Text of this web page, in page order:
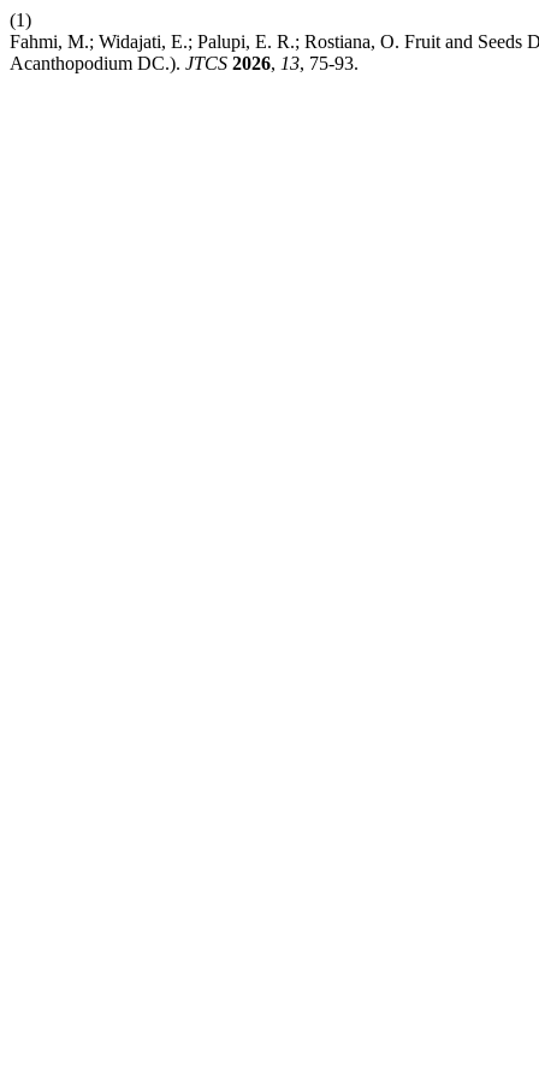
(1)
Fahmi, M.; Widajati, E.; Palupi, E. R.; Rostiana, O. Fruit and Seeds
Acanthopodium DC.). JTCS 2026, 13, 75-93.